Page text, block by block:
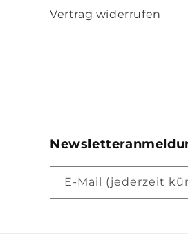
Vertrag widerrufen
E-Mail (jederzeit